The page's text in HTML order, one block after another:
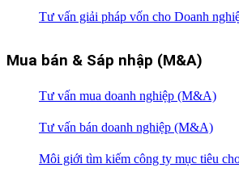
Tư vấn giải pháp vốn cho Doanh
Mua bán & Sáp nhập (M&A)
Tư vấn mua doanh nghiệp (M&A)
Tư vấn bán doanh nghiệp (M&A)
Môi giới tìm kiếm công ty mục tiêu